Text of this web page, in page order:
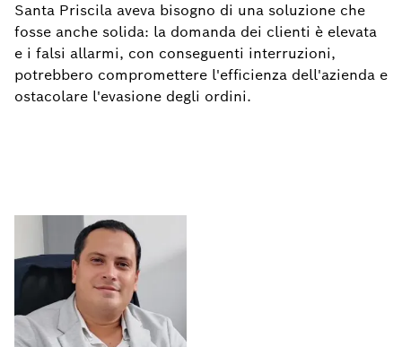
Santa Priscila aveva bisogno di una soluzione che
fosse anche solida: la domanda dei clienti è elevata
e i falsi allarmi, con conseguenti interruzioni,
potrebbero compromettere l'efficienza dell'azienda e
ostacolare l'evasione degli ordini.